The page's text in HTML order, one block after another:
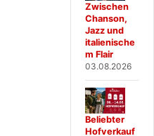
Zwischen
Chanson,
Jazz und
italienische
m Flair
03.08.2026
Beliebter
Hofverkauf